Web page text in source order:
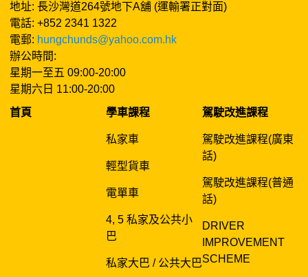
地址: 長沙灣道264號地下A舖 (運輸署正對面)
電話: +852 2341 1322
電郵: hungchunds@yahoo.com.hk
辦公時間:
星期一至五 09:00-20:00
星期六日 11:00-20:00
首頁
學車課程
私家車
輕型貨車
電單車
4, 5 私家及公共小
巴
私家大巴 / 公共大巴
駕駛改進課程
駕駛改進課程(廣東
話)
駕駛改進課程(普通
話)
DRIVER
IMPROVEMENT
SCHEME